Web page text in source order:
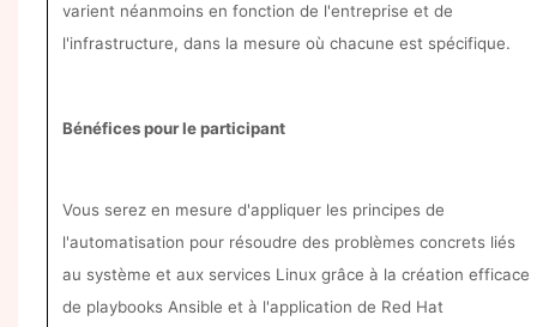
varient néanmoins en fonction de l'entreprise et de
l'infrastructure, dans la mesure où chacune est spécifique.
Bénéfices pour le participant
Vous serez en mesure d'appliquer les principes de
l'automatisation pour résoudre des problèmes concrets liés
au système et aux services Linux grâce à la création efficace
de playbooks Ansible et à l'application de Red Hat